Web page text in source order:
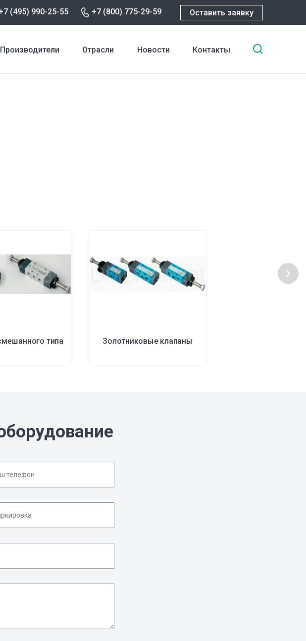
(495) 990-25-55 +7 (800) 775-29-59 Оставить заявку
Производители Отрасли Новости Контакты
типа Золотниковые клапаны